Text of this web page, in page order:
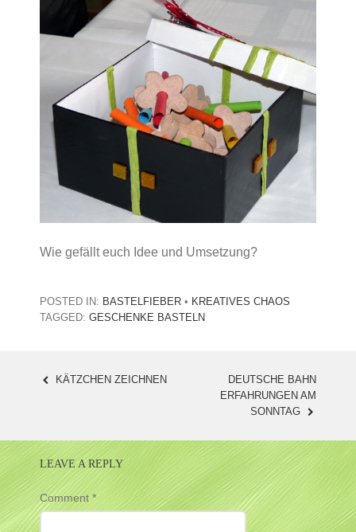
Wie gefällt euch Idee und Umsetzung?
POSTED IN: BASTELFIEBER • KREATIVES CHAOS
TAGGED: GESCHENKE BASTELN
POST
KÄTZCHEN ZEICHNEN
DEUTSCHE BAHN
ERFAHRUNGEN AM
SONNTAG
LEAVE A REPLY
Comment *